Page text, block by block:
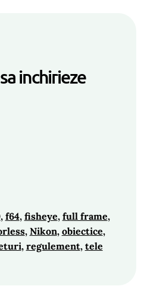
inchirieze
, f64, fisheye, full frame ,
, Nikon, obiectice ,
, regulement, tele